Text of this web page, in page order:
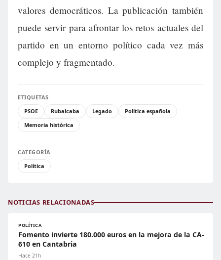
valores democráticos. La publicación también
puede servir para afrontar los retos actuales del
partido en un entorno político cada vez más
complejo y fragmentado.
ETIQUETAS
PSOE
Rubalcaba Legado
Política española
Memoria histórica
CATEGORÍA
Política
NOTICIAS RELACIONADAS
POLÍTICA
Fomento invierte 180.000 euros en la mejora de la CA-
610 en Cantabria
Hace 21h